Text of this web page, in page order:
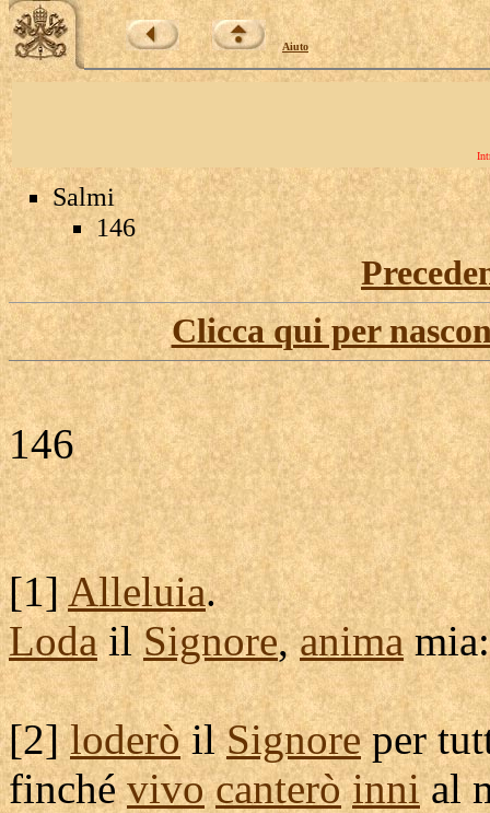
Aiuto
Salmi
146
Clicca qui per
146
[1]Alleluia.
LodailSignore,animamia:
[2]loderòilSignoreper
finchévivo canterò innial